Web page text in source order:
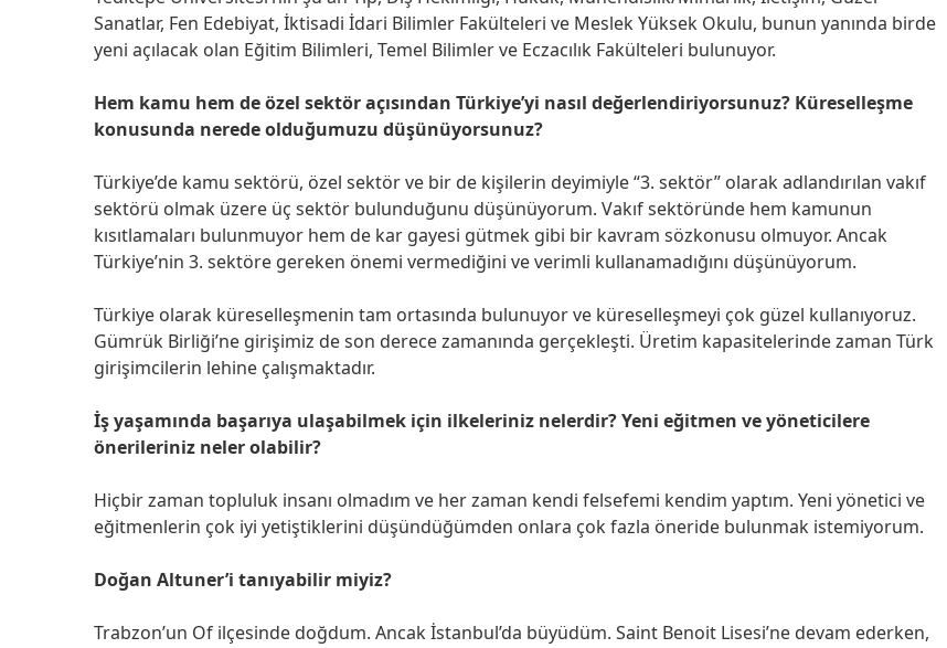
Sanatlar, Fen Edebiyat, İktisadi İdari Bilimler Fakülteleri ve Meslek Yüksek Okulu, bunun yanında birde
yeni açılacak olan Eğitim Bilimleri, Temel Bilimler ve Eczacılık Fakülteleri bulunuyor.
Hem kamu hem de özel sektör açısından Türkiye’yi nasıl değerlendiriyorsunuz? Küreselleşme
konusunda nerede olduğumuzu düşünüyorsunuz?
Türkiye’de kamu sektörü, özel sektör ve bir de kişilerin deyimiyle “3. sektör” olarak adlandırılan vakıf
sektörü olmak üzere üç sektör bulunduğunu düşünüyorum. Vakıf sektöründe hem kamunun
kısıtlamaları bulunmuyor hem de kar gayesi gütmek gibi bir kavram sözkonusu olmuyor. Ancak
Türkiye’nin 3. sektöre gereken önemi vermediğini ve verimli kullanamadığını düşünüyorum.
Türkiye olarak küreselleşmenin tam ortasında bulunuyor ve küreselleşmeyi çok güzel kullanıyoruz.
Gümrük Birliği’ne girişimiz de son derece zamanında gerçekleşti. Üretim kapasitelerinde zaman Türk
girişimcilerin lehine çalışmaktadır.
İş yaşamında başarıya ulaşabilmek için ilkeleriniz nelerdir? Yeni eğitmen ve yöneticilere
önerileriniz neler olabilir?
Hiçbir zaman topluluk insanı olmadım ve her zaman kendi felsefemi kendim yaptım. Yeni yönetici ve
eğitmenlerin çok iyi yetiştiklerini düşündüğümden onlara çok fazla öneride bulunmak istemiyorum.
Doğan Altuner’i tanıyabilir miyiz?
Trabzon’un Of ilçesinde doğdum. Ancak İstanbul’da büyüdüm. Saint Benoit Lisesi’ne devam ederken,